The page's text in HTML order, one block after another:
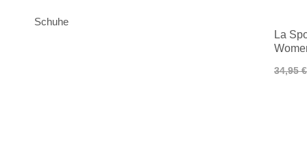
Schuhe
La
34,95 €